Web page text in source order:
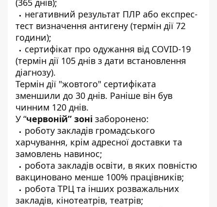
(365 днів);
негативний результат ПЛР або експрес-
тест визначення антигену (термін дії 72
години);
сертифікат про одужання від COVID-19
(термін дії 105 днів з дати встановлення
діагнозу).
Термін дії "жовтого" сертифіката
зменшили до 30 днів. Раніше він був
чинним 120 днів.
У “червоній” зоні заборонено:
роботу закладів громадського
харчування, крім адресної доставки та
замовлень навинос;
робота закладів освіти, в яких повністю
вакциновано менше 100% працівників;
робота ТРЦ та інших розважальних
закладів, кінотеатрів, театрів;